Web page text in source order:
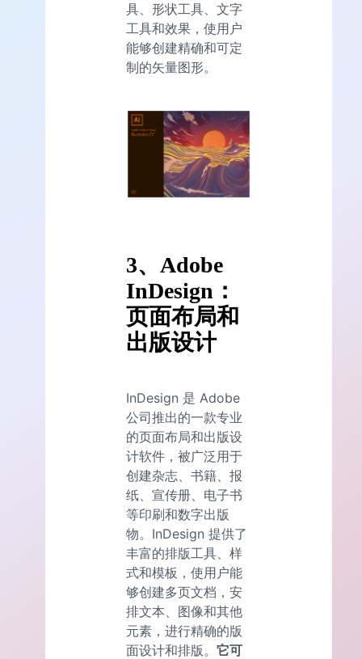
具、形状工具、文字
工具和效果，使用户
能够创建精确和可定
制的矢量图形。
3、Adobe
InDesign：
页面布局和
出版设计
InDesign 是 Adobe
公司推出的一款专业
的页面布局和出版设
计软件，被广泛用于
创建杂志、书籍、报
纸、宣传册、电子书
等印刷和数字出版
物。InDesign 提供了
丰富的排版工具、样
式和模板，使用户能
够创建多页文档，安
排文本、图像和其他
元素，进行精确的版
面设计和排版。 它可